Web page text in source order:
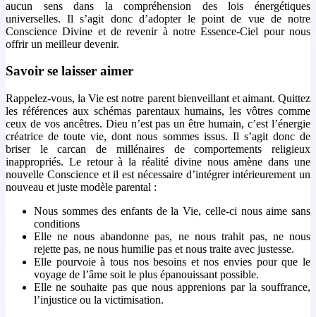
aucun sens dans la compréhension des lois énergétiques
universelles. Il s’agit donc d’adopter le point de vue de notre
Conscience Divine et de revenir à notre Essence-Ciel pour nous
offrir un meilleur devenir.
Savoir se laisser aimer
Rappelez-vous, la Vie est notre parent bienveillant et aimant. Quittez
les références aux schémas parentaux humains, les vôtres comme
ceux de vos ancêtres. Dieu n’est pas un être humain, c’est l’énergie
créatrice de toute vie, dont nous sommes issus. Il s’agit donc de
briser le carcan de millénaires de comportements religieux
inappropriés. Le retour à la réalité divine nous amène dans une
nouvelle Conscience et il est nécessaire d’intégrer intérieurement un
nouveau et juste modèle parental :
Nous sommes des enfants de la Vie, celle-ci nous aime sans
conditions
Elle ne nous abandonne pas, ne nous trahit pas, ne nous
rejette pas, ne nous humilie pas et nous traite avec justesse.
Elle pourvoie à tous nos besoins et nos envies pour que le
voyage de l’âme soit le plus épanouissant possible.
Elle ne souhaite pas que nous apprenions par la souffrance,
l’injustice ou la victimisation.